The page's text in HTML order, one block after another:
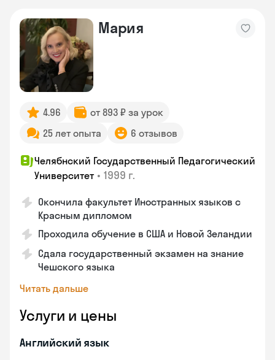
Мария
4.96
от 893 ₽ за урок
25 лет опыта
6 отзывов
Челябнский Государственный Педагогический
Университет • 1999 г.
Окончила факультет Иностранных языков с
Красным дипломом
Проходила обучение в США и Новой Зеландии
Сдала государственный экзамен на знание
Чешского языка
Читать дальше
Услуги и цены
Английский язык